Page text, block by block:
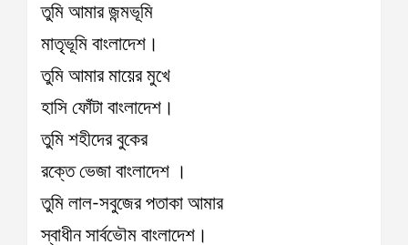
তুমি আমার জন্মভূমি
মাতৃভূমি বাংলাদেশ।
তুমি আমার মায়ের মুখে
হাসি ফোঁটা বাংলাদেশ।
তুমি শহীদের বুকের
রক্তে ভেজা বাংলাদেশ ।
তুমি লাল-সবুজের পতাকা আমার
স্বাধীন সার্বভৌম বাংলাদেশ।